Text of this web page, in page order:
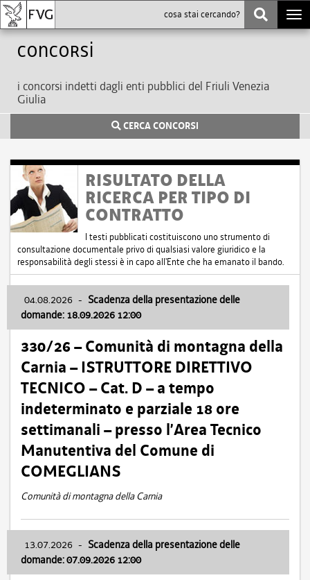
Concorsi
i concorsi indetti dagli enti pubblici del Friuli Venezia
Giulia
CERCA CONCORSI
RISULTATO DELLA
RICERCA PER TIPO DI
CONTRATTO
I testi pubblicati costituiscono uno strumento di
consultazione documentale privo di qualsiasi valore giuridico e la
responsabilità degli stessi è in capo all'Ente che ha emanato il bando.
04.08.2026 - Scadenza della presentazione delle
domande: 18.09.2026 12:00
330/26 – Comunità di montagna della
Carnia – ISTRUTTORE DIRETTIVO
TECNICO – Cat. D – a tempo
indeterminato e parziale 18 ore
settimanali – presso l’Area Tecnico
Manutentiva del Comune di
COMEGLIANS
Comunità di montagna della Carnia
13.07.2026 - Scadenza della presentazione delle
domande: 07.09.2026 12:00